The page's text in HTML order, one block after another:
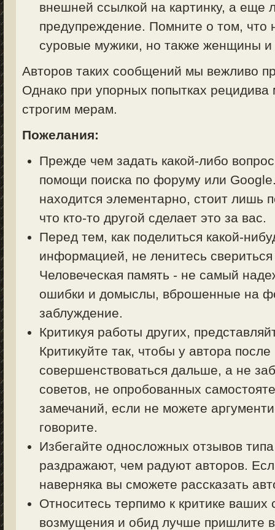
внешней ссылкой на картинку, а еще
предупреждение. Помните о том, что
суровые мужики, но также женщины и
Авторов таких сообщений мы вежливо
Однако при упорных попытках
строгим мерам.
Пожелания:
Прежде чем задать какой-либо
помощи поиска по форуму или
находится элементарно, стоит лишь
что кто-то другой сделает это за вас.
Перед тем, как поделиться какой-
информацией, не ленитесь
Человеческая память - не самый
ошибки и домыслы, вброшенные на
заблуждение.
Критикуя работы других,
Критикуйте так, чтобы у автора
совершенствоваться дальше, а не
советов, не опробованных
замечаний, если не можете
говорите.
Избегайте односложных отзывов
раздражают, чем радуют авторов.
наверняка вы сможете рассказать
Относитесь терпимо к критике
возмущения и обид лучше пришлите